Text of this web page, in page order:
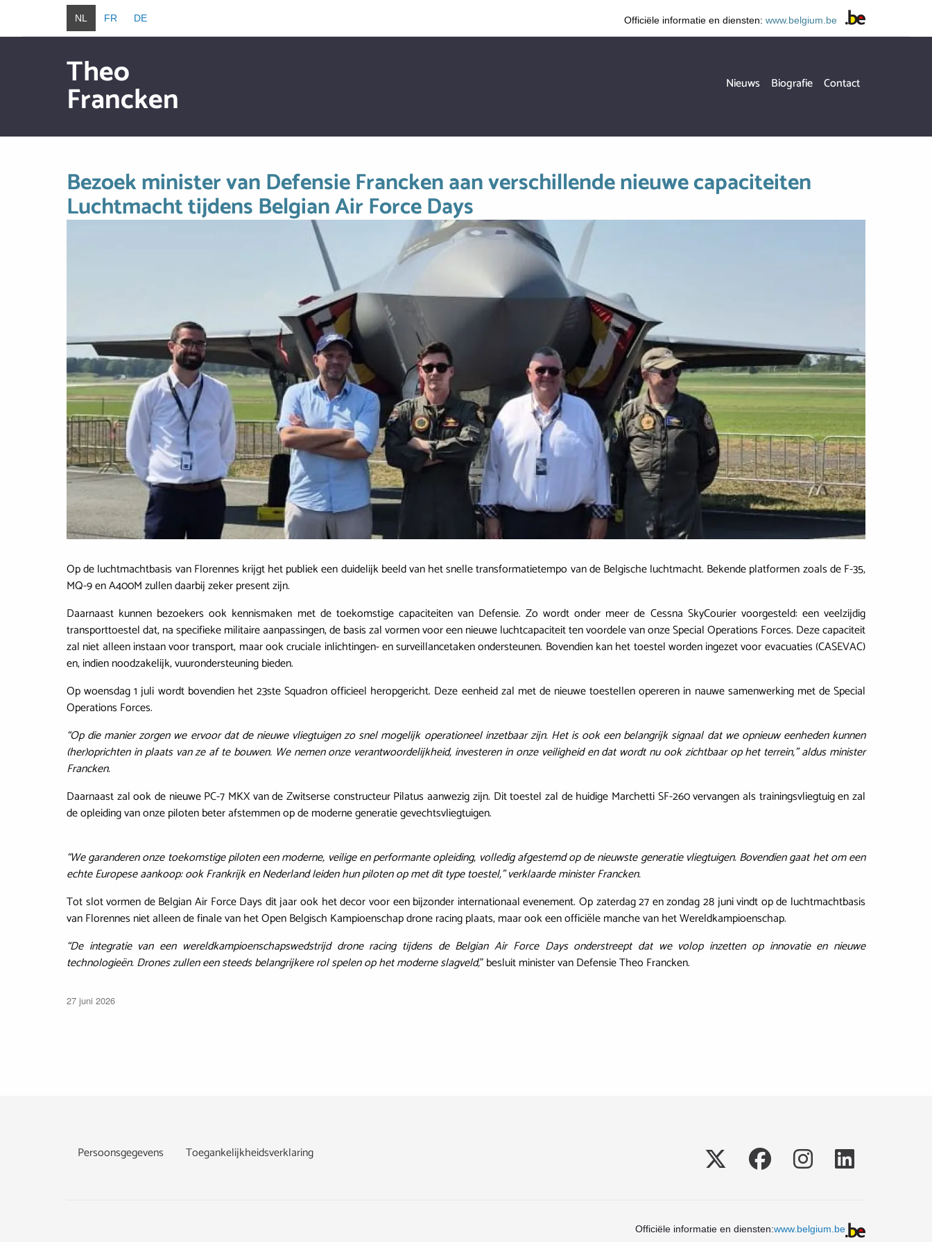
Overslaan en naar de inhoud gaan
NL FR DE Officiële informatie en diensten: www.belgium.be
Theo
Francken Hoofdnavigatie
Nieuws Biografie Contact
Bezoek minister van Defensie Francken aan verschillende nieuwe capaciteiten
Luchtmacht tijdens Belgian Air Force Days
Op de luchtmachtbasis van Florennes krijgt het publiek een duidelijk beeld van het snelle transformatietempo van de Belgische luchtmacht. Bekende platformen zoals de F-35,
MQ-9 en A400M zullen daarbij zeker present zijn.
Daarnaast kunnen bezoekers ook kennismaken met de toekomstige capaciteiten van Defensie. Zo wordt onder meer de Cessna SkyCourier voorgesteld: een veelzijdig
transporttoestel dat, na specifieke militaire aanpassingen, de basis zal vormen voor een nieuwe luchtcapaciteit ten voordele van onze Special Operations Forces. Deze capaciteit
zal niet alleen instaan voor transport, maar ook cruciale inlichtingen- en surveillancetaken ondersteunen. Bovendien kan het toestel worden ingezet voor evacuaties (CASEVAC)
en, indien noodzakelijk, vuurondersteuning bieden.
Op woensdag 1 juli wordt bovendien het 23ste Squadron officieel heropgericht. Deze eenheid zal met de nieuwe toestellen opereren in nauwe samenwerking met de Special
Operations Forces.
“Op die manier zorgen we ervoor dat de nieuwe vliegtuigen zo snel mogelijk operationeel inzetbaar zijn. Het is ook een belangrijk signaal dat we opnieuw eenheden kunnen
(her)oprichten in plaats van ze af te bouwen. We nemen onze verantwoordelijkheid, investeren in onze veiligheid en dat wordt nu ook zichtbaar op het terrein,” aldus minister
Francken.
Daarnaast zal ook de nieuwe PC-7 MKX van de Zwitserse constructeur Pilatus aanwezig zijn. Dit toestel zal de huidige Marchetti SF-260 vervangen als trainingsvliegtuig en zal
de opleiding van onze piloten beter afstemmen op de moderne generatie gevechtsvliegtuigen.
“We garanderen onze toekomstige piloten een moderne, veilige en performante opleiding, volledig afgestemd op de nieuwste generatie vliegtuigen. Bovendien gaat het om een
echte Europese aankoop: ook Frankrijk en Nederland leiden hun piloten op met dit type toestel,” verklaarde minister Francken.
Tot slot vormen de Belgian Air Force Days dit jaar ook het decor voor een bijzonder internationaal evenement. Op zaterdag 27 en zondag 28 juni vindt op de luchtmachtbasis
van Florennes niet alleen de finale van het Open Belgisch Kampioenschap drone racing plaats, maar ook een officiële manche van het Wereldkampioenschap.
“De integratie van een wereldkampioenschapswedstrijd drone racing tijdens de Belgian Air Force Days onderstreept dat we volop inzetten op innovatie en nieuwe
technologieën. Drones zullen een steeds belangrijkere rol spelen op het moderne slagveld,” besluit minister van Defensie Theo Francken.
27 juni 2026
Footer
Persoonsgegevens Toegankelijkheidsverklaring Social
Officiële informatie en diensten:www.belgium.be